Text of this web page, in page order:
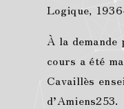
Logique,
À la demande
cours a été
Cavaillès
d’Amiens253.